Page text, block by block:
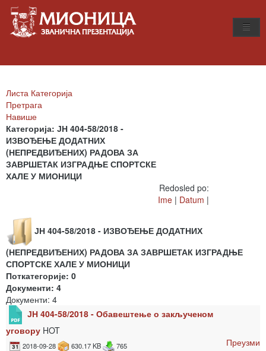
Листа Категорија
Претрага
Навише
Категорија: ЈН 404-58/2018 -
ИЗВОЂЕЊЕ ДОДАТНИХ
(НЕПРЕДВИЂЕНИХ) РАДОВА ЗА
ЗАВРШЕТАК ИЗГРАДЊЕ СПОРТСКЕ
ХАЛЕ У МИОНИЦИ
Redosled po:
Ime | Datum |
ЈН 404-58/2018 - ИЗВОЂЕЊЕ ДОДАТНИХ
(НЕПРЕДВИЂЕНИХ) РАДОВА ЗА ЗАВРШЕТАК ИЗГРАДЊЕ
СПОРТСКЕ ХАЛЕ У МИОНИЦИ
Поткатегорије: 0
Документи: 4
Документи: 4
ЈН 404-58/2018 - Обавештење о закљученом
уговору HOT
2018-09-28 630.17 KB 765
Преузми